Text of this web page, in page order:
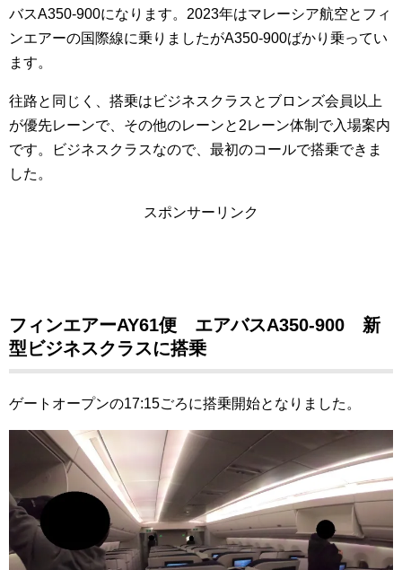
バスA350-900になります。2023年はマレーシア航空とフィ
ンエアーの国際線に乗りましたがA350-900ばかり乗ってい
ます。
往路と同じく、搭乗はビジネスクラスとブロンズ会員以上
が優先レーンで、その他のレーンと2レーン体制で入場案内
です。ビジネスクラスなので、最初のコールで搭乗できま
した。
スポンサーリンク
フィンエアーAY61便 エアバスA350-900 新
型ビジネスクラスに搭乗
ゲートオープンの17:15ごろに搭乗開始となりました。